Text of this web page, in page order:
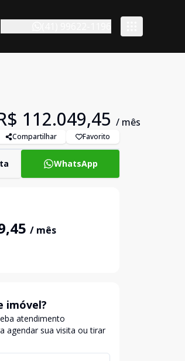
112.049,45 / mês
Compartilhar Favorito
WhatsApp
/ mês
imóvel?
atendimento
agendar sua visita ou tirar